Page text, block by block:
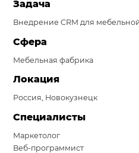
Система продаж для
Система продаж для
Повышение конверсии
Блог
Задача
Внедрение CRM для
Сфера
Мебельная фабрика
Локация
Россия, Новокузнецк
Специалисты
Маркетолог
Веб-программист